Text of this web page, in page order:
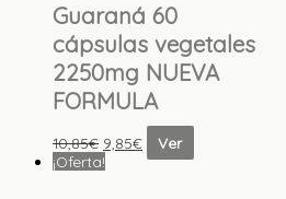
Guaraná 60
cápsulas vegetales
2250mg NUEVA
FORMULA
10,85€ 9,85€
Ver
¡Oferta!